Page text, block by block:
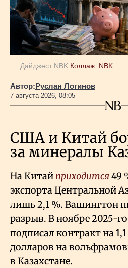
Дайджест NBK Коллаж: NBK
Автор:Руслан Логинов
7 августа 2026, 08:05
США и Китай
за минералы
На Китай приходится 49
экспорта Центральной
лишь 2,1 %. Вашингтон
разрыв. В ноябре 2025-
подписал контракт на
долларов на
в Казахстане.